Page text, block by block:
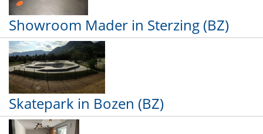
Showroom Mader in Sterzing (BZ)
Skatepark in Bozen (BZ)